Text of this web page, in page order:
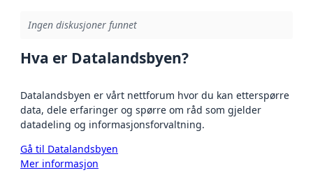
Ingen diskusjoner funnet
Hva er Datalandsbyen?
Datalandsbyen er vårt nettforum hvor du kan etterspørre
data, dele erfaringer og spørre om råd som gjelder
datadeling og informasjonsforvaltning.
Gå til Datalandsbyen
Mer informasjon